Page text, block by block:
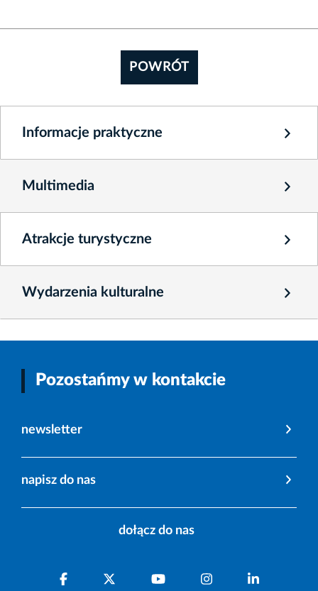
POWRÓT
Informacje praktyczne
Multimedia
Atrakcje turystyczne
Wydarzenia kulturalne
Pozostańmy w kontakcie
newsletter
napisz do nas
dołącz do nas